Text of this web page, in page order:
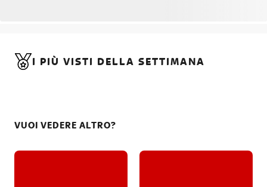
I PIÙ VISTI DELLA SETTIMANA
VUOI VEDERE ALTRO?